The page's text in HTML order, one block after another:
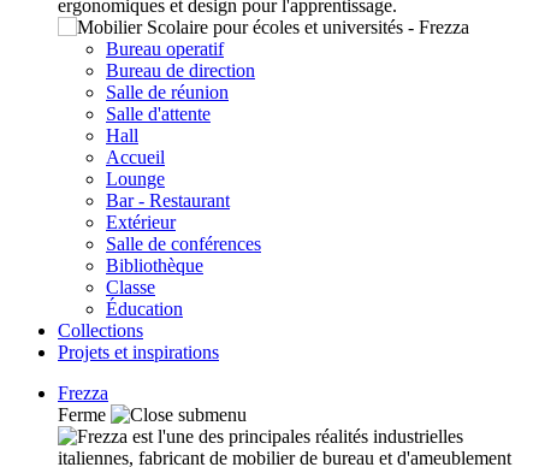
Bureau operatif
Bureau de direction
Salle de réunion
Salle d'attente
Hall
Accueil
Lounge
Bar - Restaurant
Extérieur
Salle de conférences
Bibliothèque
Classe
Éducation
Collections
Projets et inspirations
Frezza
Ferme